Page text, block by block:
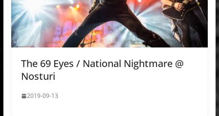
The 69 Eyes / National Nightmare @
Nosturi
2019-09-13